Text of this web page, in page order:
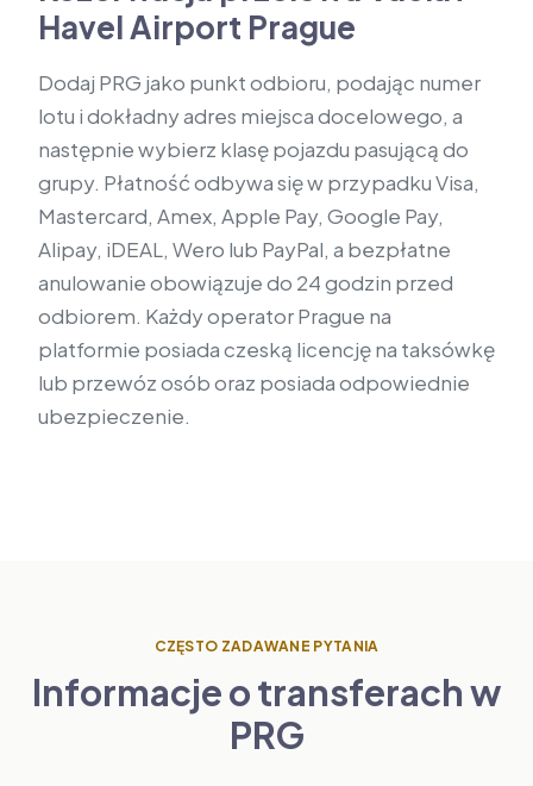
Havel Airport Prague
Dodaj PRG jako punkt odbioru, podając numer
lotu i dokładny adres miejsca docelowego, a
następnie wybierz klasę pojazdu pasującą do
grupy. Płatność odbywa się w przypadku Visa,
Mastercard, Amex, Apple Pay, Google Pay,
Alipay, iDEAL, Wero lub PayPal, a bezpłatne
anulowanie obowiązuje do 24 godzin przed
odbiorem. Każdy operator Prague na
platformie posiada czeską licencję na taksówkę
lub przewóz osób oraz posiada odpowiednie
ubezpieczenie.
CZĘSTO ZADAWANE PYTANIA
Informacje o transferach w
PRG